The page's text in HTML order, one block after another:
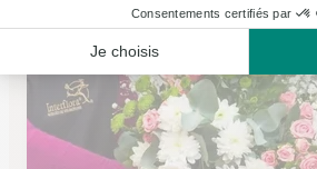
Voir la boutique